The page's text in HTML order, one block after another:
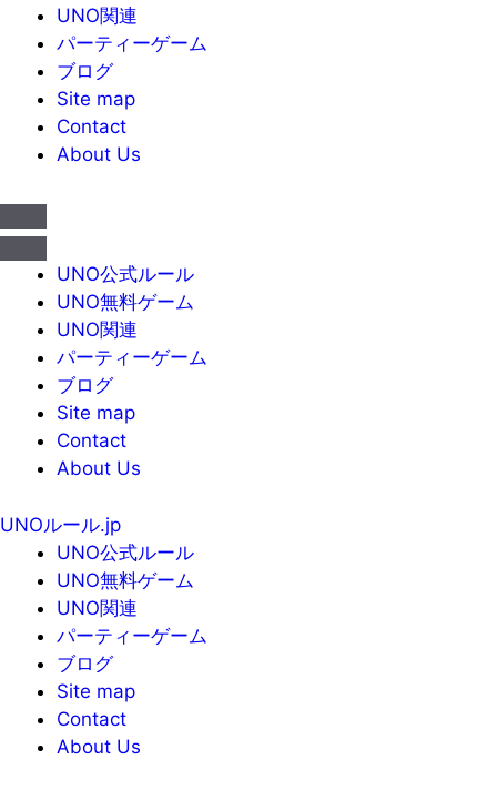
UNO関連
パーティーゲーム
ブログ
Site map
Contact
About Us
UNO公式ルール
UNO無料ゲーム
UNO関連
パーティーゲーム
ブログ
Site map
Contact
About Us
UNOルール.jp
UNO公式ルール
UNO無料ゲーム
UNO関連
パーティーゲーム
ブログ
Site map
Contact
About Us